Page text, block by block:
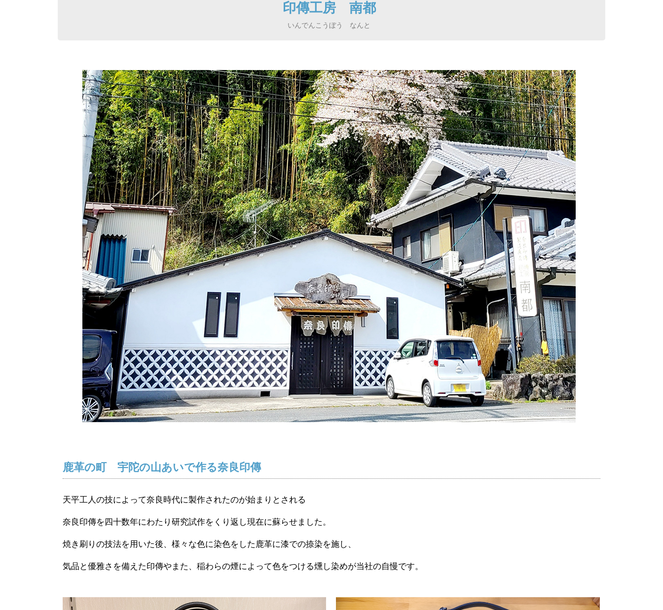
印傳工房 南都
いんでんこうぼう なんと
鹿革の町 宇陀の山あいで作る奈良印傳
天平工人の技によって奈良時代に製作されたのが始まりとされる
奈良印傳を四十数年にわたり研究試作をくり返し現在に蘇らせました。
焼き刷りの技法を用いた後、様々な色に染色をした鹿革に漆での捺染を施し、
気品と優雅さを備えた印傳やまた、稲わらの煙によって色をつける燻し染めが当社の自慢です。